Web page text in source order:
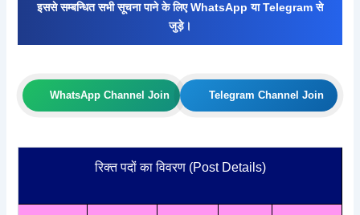
इससे सम्बन्धित सभी सूचना पाने के लिए WhatsApp या Telegram से
जुड़े।
WhatsApp Channel Join Telegram Channel Join
रिक्त पदों का विवरण (Post Details)